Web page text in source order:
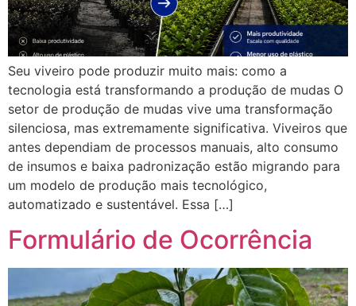
Seu viveiro pode produzir muito mais: como a
tecnologia está transformando a produção de mudas O
setor de produção de mudas vive uma transformação
silenciosa, mas extremamente significativa. Viveiros que
antes dependiam de processos manuais, alto consumo
de insumos e baixa padronização estão migrando para
um modelo de produção mais tecnológico,
automatizado e sustentável. Essa […]
Formulário de Ocorrência